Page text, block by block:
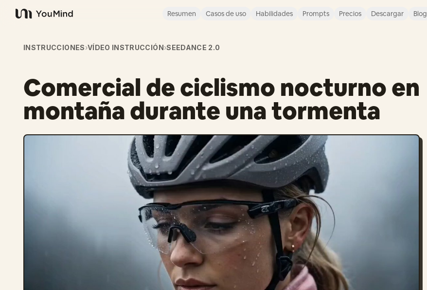
YouMind
Resumen Casos de uso Habilidades Prompts Precios Descargar Blog
INSTRUCCIONES›VÍDEO INSTRUCCIÓN›SEEDANCE 2.0
Comercial de ciclismo nocturno en
montaña durante una tormenta